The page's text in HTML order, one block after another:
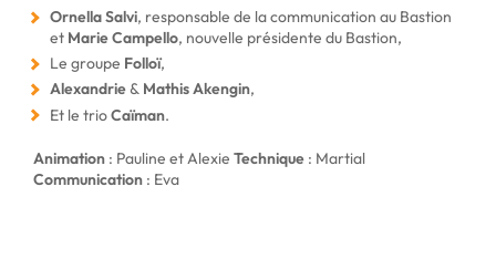
Ornella Salvi, responsable de la communication au Bastion
et Marie Campello, nouvelle présidente du Bastion,
Le groupe Folloï,
Alexandrie & Mathis Akengin,
Et le trioCaïman.
Animation : Pauline et Alexie Technique : Martial
Communication : Eva